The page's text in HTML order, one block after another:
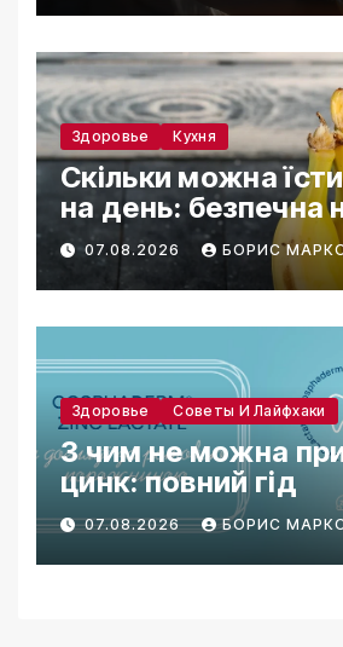
Здоровье Кухня
Скільки можна
на день: безпечна
07.08.2026 БОРИС
Здоровье Советы И Лайфхаки
З чим не можна
цинк: повний гід
07.08.2026 БОРИС